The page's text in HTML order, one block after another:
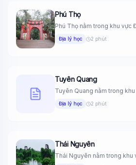
Phú Thọ
Phú Thọ nằm trong khu vực
Địa lý học 2 phút
Tuyên Quang
Tuyên Quang nằm trong khu
Địa lý học 2 phút
Thái Nguyên
Thái Nguyên nằm trong khu